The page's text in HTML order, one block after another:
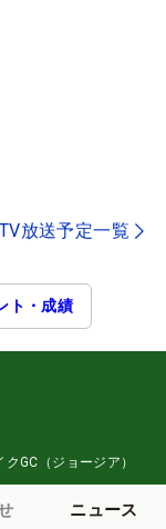
TV放送予定一覧
ト・成績
GC（ジョージア）
ニュース